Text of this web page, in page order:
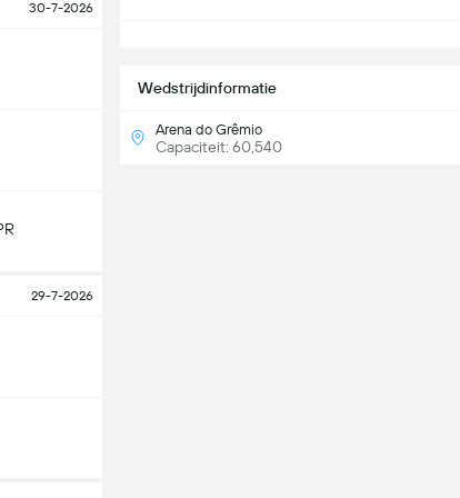
30-7-2026
29-7-2026
Wedstrijdinformatie
Arena do Grêmio
Capaciteit: 60,540